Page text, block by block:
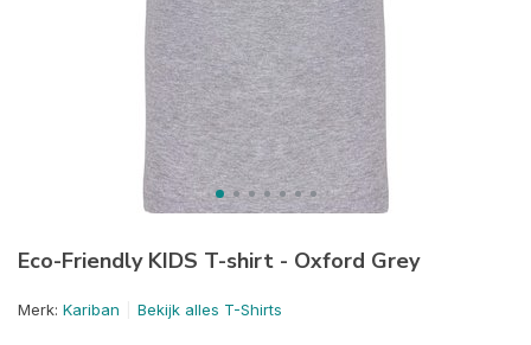
Eco-Friendly KIDS T-shirt - Oxford Grey
Merk: Kariban Bekijk alles T-Shirts